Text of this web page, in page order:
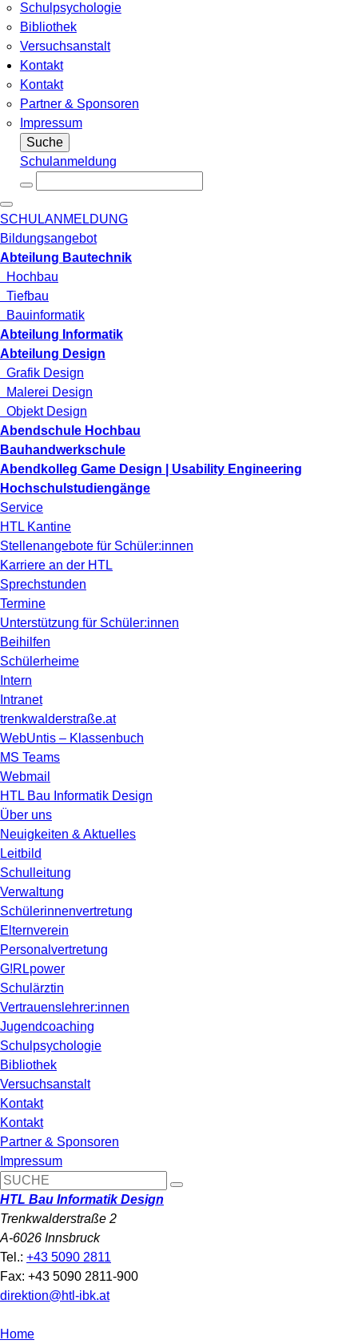
Schulpsychologie
Bibliothek
Versuchsanstalt
Kontakt
Kontakt
Partner & Sponsoren
Impressum
Suche
Schulanmeldung
SCHULANMELDUNG
Bildungsangebot
Abteilung Bautechnik
Hochbau
Tiefbau
Bauinformatik
Abteilung Informatik
Abteilung Design
Grafik Design
Malerei Design
Objekt Design
Abendschule Hochbau
Bauhandwerkschule
Abendkolleg Game Design | Usability Engineering
Hochschulstudiengänge
Service
HTL Kantine
Stellenangebote für Schüler:innen
Karriere an der HTL
Sprechstunden
Termine
Unterstützung für Schüler:innen
Beihilfen
Schülerheime
Intern
Intranet
trenkwalderstraße.at
WebUntis – Klassenbuch
MS Teams
Webmail
HTL Bau Informatik Design
Über uns
Neuigkeiten & Aktuelles
Leitbild
Schulleitung
Verwaltung
Schülerinnenvertretung
Elternverein
Personalvertretung
G!RLpower
Schulärztin
Vertrauenslehrer:innen
Jugendcoaching
Schulpsychologie
Bibliothek
Versuchsanstalt
Kontakt
Kontakt
Partner & Sponsoren
Impressum
HTL Bau Informatik Design
Trenkwalderstraße 2
A-6026 Innsbruck
Tel.: +43 5090 2811
Fax: +43 5090 2811-900
direktion@htl-ibk.at
Home